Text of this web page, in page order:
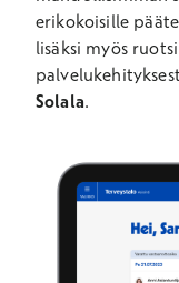
erikokoisille
lisäksi myös
Solala.